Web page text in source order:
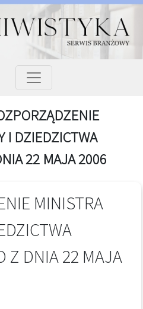
I DZIEDZICTWA
22 MAJA 2006
MINISTRA
Z DNIA 22 MAJA